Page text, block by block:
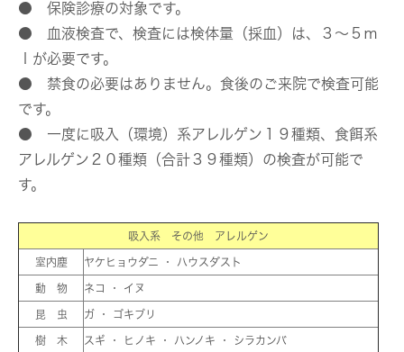
● 保険診療の対象です。
● 血液検査で、検査には検体量（採血）は、３～５ｍ
ｌが必要です。
● 禁食の必要はありません。食後のご来院で検査可能
です。
● 一度に吸入（環境）系アレルゲン１９種類、食餌系
アレルゲン２０種類（合計３９種類）の検査が可能で
す。
吸入系 その他 アレルゲン
室内塵 ヤケヒョウダニ ・ ハウスダスト
動 物 ネコ ・ イヌ
昆 虫 ガ ・ ゴキブリ
樹 木 スギ ・ ヒノキ ・ ハンノキ ・ シラカンバ